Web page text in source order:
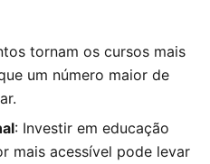
tornam os cursos mais
um número maior de
: Investir em educação
mais acessível pode levar